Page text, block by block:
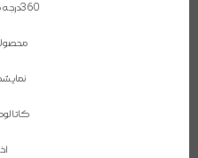
360درجه محصولات